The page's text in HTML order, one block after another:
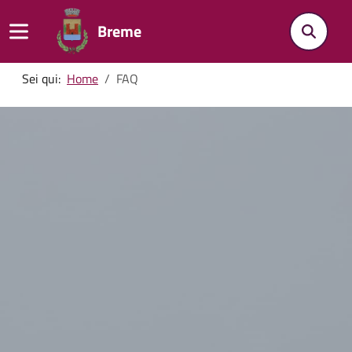
Breme
Sei qui: Home FAQ